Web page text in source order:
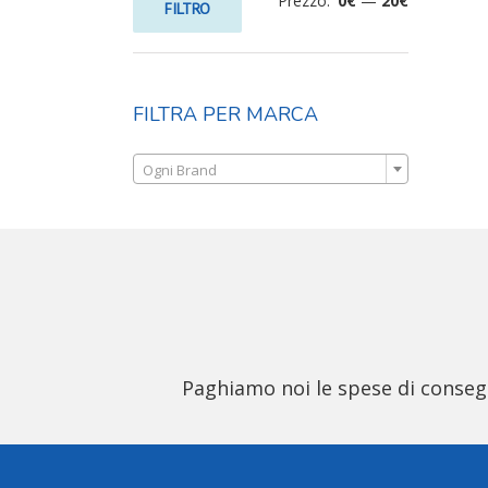
FILTRO
FILTRA PER MARCA
Ogni Brand
Paghiamo noi le spese di